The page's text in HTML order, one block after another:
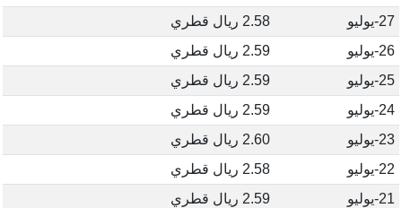
27-يوليو
2.58 ريال قطري
26-يوليو
2.59 ريال قطري
25-يوليو
2.59 ريال قطري
24-يوليو
2.59 ريال قطري
23-يوليو
2.60 ريال قطري
22-يوليو
2.58 ريال قطري
21-يوليو
2.59 ريال قطري